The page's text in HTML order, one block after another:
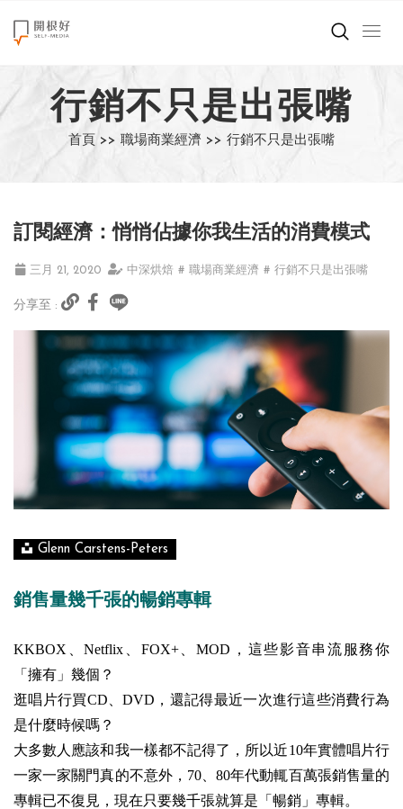
來點正能量
世界在想什麼
創造美好生活
影片專區
關於我們
行銷不只是出張嘴
首頁 >> 職場商業經濟 >> 行銷不只是出張嘴
訂閱經濟：悄悄佔據你我生活的消費模式
三月 21, 2020 中深烘焙 # 職場商業經濟 # 行銷不只是出張嘴
分享至 :
Glenn Carstens-Peters
銷售量幾千張的暢銷專輯
KKBOX、Netflix、FOX+、MOD，這些影音串流服務你
「擁有」幾個？
逛唱片行買CD、DVD，還記得最近一次進行這些消費行為
是什麼時候嗎？
大多數人應該和我一樣都不記得了，所以近10年實體唱片行
一家一家關門真的不意外，70、80年代動輒百萬張銷售量的
專輯已不復見，現在只要幾千張就算是「暢銷」專輯。